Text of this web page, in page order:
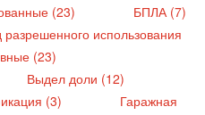
(23)
БПЛА (7)
разрешенного использования
(23)
Выдел доли (12)
(3)
Гаражная